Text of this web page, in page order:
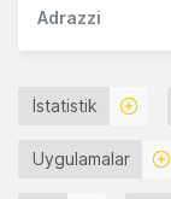
Adrazzi
İstatistik
Uygulamalar